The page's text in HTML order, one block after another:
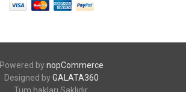
Powered bynopCommerce
Designed byGALATA360